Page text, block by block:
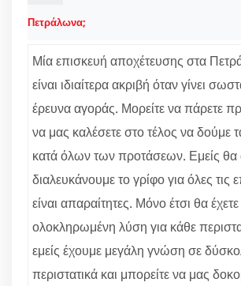
Πετράλωνα;
Μία επισκευή αποχέτευσης στα
είναι ιδιαίτερα ακριβή όταν γίνει
έρευνα αγοράς. Μορείτε να πάρετε
να μας καλέσετε στο τέλος να δούμε
κατά όλων των προτάσεων. Εμείς θα
διαλευκάνουμε το γρίφο για όλες τις
είναι απαραίτητες. Μόνο έτσι θα έχετε
ολοκληρωμένη λύση για κάθε
εμείς έχουμε μεγάλη γνώση σε
περιστατικά και μπορείτε να μας